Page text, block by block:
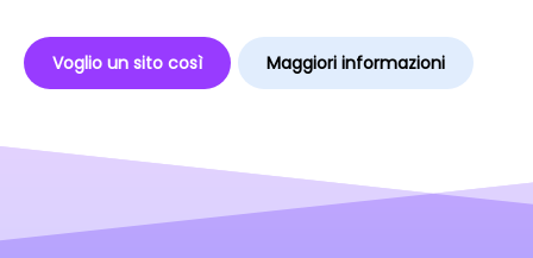
Voglio un sito così Maggiori informazioni